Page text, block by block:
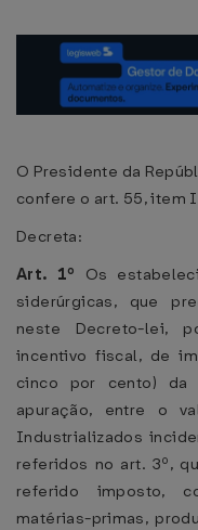
O Presidente da
confere o art. 55, item
Decreta:
Art. 1º Os
siderúrgicas, que
neste Decreto-lei,
incentivo fiscal, de
cinco por cento) da
apuração, entre o
Industrializados
referidos no art. 3º,
referido imposto,
matérias-primas,